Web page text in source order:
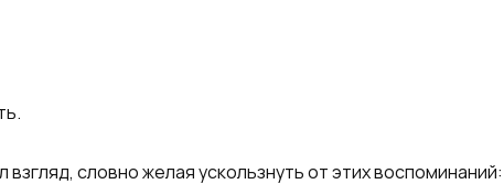
словно желая ускользнуть от этих